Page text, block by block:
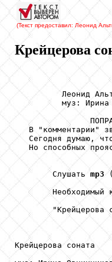
(Текст предоставил: Леонид
Крейцерова
Леонид
муз:
В "комментарии"
Сегодня думаю,
Но способных
        Слушать
mp3
Необходимый
"Крейцерова
Крейцерова соната